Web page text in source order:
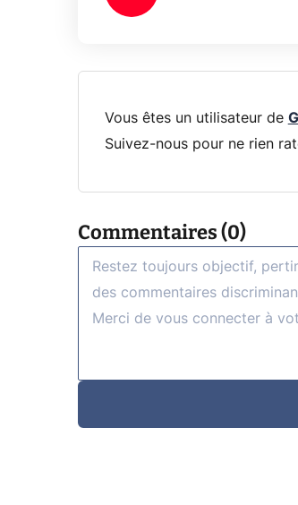
Vous êtes un utilisateur de
Suivez-nous pour ne rien
Commentaires (0)